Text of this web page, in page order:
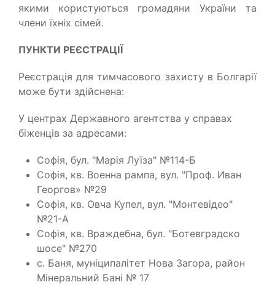
якими користуються громадяни України та
члени їхніх сімей.
ПУНКТИ РЕЄСТРАЦІЇ
Реєстрація для тимчасового захисту в Болгарії
може бути здійснена:
У центрах Державного агентства у справах
біженців за адресами:
Софія, бул. "Марія Луїза" №114-Б
Софія, кв. Военна рампа, вул. "Проф. Иван
Георгов» №29
Софія, кв. Овча Купел, вул. "Монтевідео"
№21-А
Софія, кв. Враждебна, бул. "Ботевградско
шосе" №270
с. Баня, муніципалітет Нова Загора, район
Мінеральний Бані № 17